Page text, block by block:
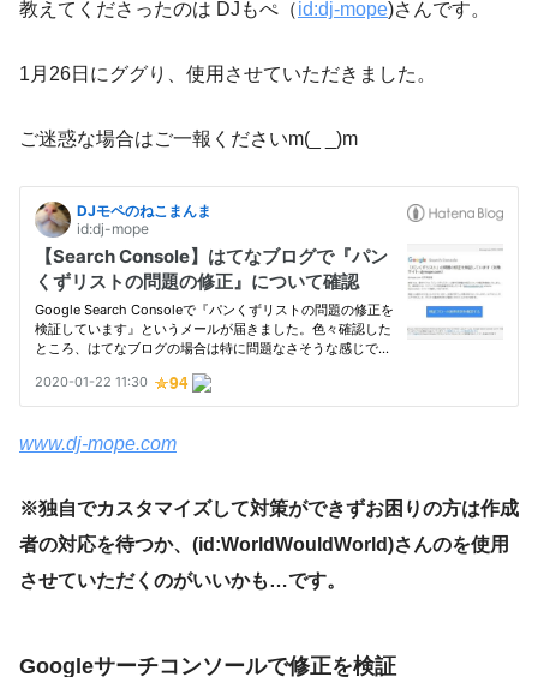
教えてくださったのは DJもぺ（id:dj-mope)さんです。
1月26日にググり、使用させていただきました。
ご迷惑な場合はご一報くださいm(_ _)m
www.dj-mope.com
※独自でカスタマイズして対策ができずお困りの方は作成
者の対応を待つか、(id:WorldWouldWorld)さんのを使用
させていただくのがいいかも…です。
Googleサーチコンソールで修正を検証